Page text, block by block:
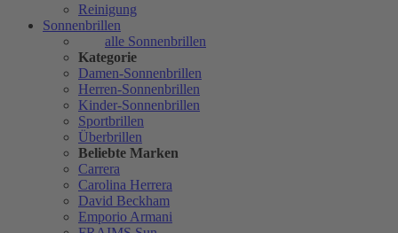
Reinigung
Sonnenbrillen
alle Sonnenbrillen
Kategorie
Damen-Sonnenbrillen
Herren-Sonnenbrillen
Kinder-Sonnenbrillen
Sportbrillen
Überbrillen
Beliebte Marken
Carrera
Carolina Herrera
David Beckham
Emporio Armani